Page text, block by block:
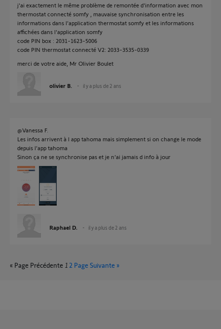
j'ai exactement le même problème de remontée d'information avec mon
thermostat connecté somfy , mauvaise synchronisation entre les
informations dans l'application thermostat somfy et les informations
affichées dans l'application somfy
code PIN box : 2031-1623-5006
code PIN thermostat connecté V2: 2033-3535-0339
merci de votre aide, Mr Olivier Boulet
olivier B. il y a plus de 2 ans
@Vanessa F.
Les infos arrivent à l app tahoma mais simplement si on change le mode
depuis l'app tahoma
Sinon ça ne se synchronise pas et je n'ai jamais d info à jour
Raphael D. il y a plus de 2 ans
« Page Précédente 1 2 Page Suivante »